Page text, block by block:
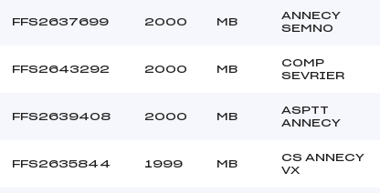
FFS2637699 2000 MB
ANNECY
SEMNO
FFS2643292 2000 MB
COMP
SEVRIER
FFS2639408 2000 MB
ASPTT
ANNECY
FFS2635844 1999 MB
CS ANNECY
VX